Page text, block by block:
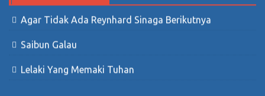
Agar Tidak Ada Reynhard Sinaga Berikutnya
Saibun Galau
Lelaki Yang Memaki Tuhan